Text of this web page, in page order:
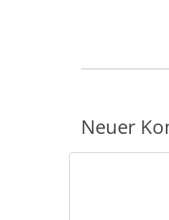
Neuer